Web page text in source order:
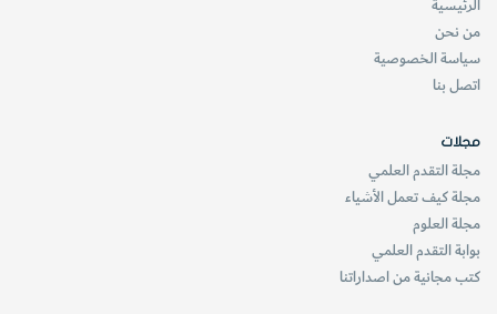
الرئيسية
من نحن
سياسة الخصوصية
اتصل بنا
مجلات
مجلة التقدم العلمي
مجلة كيف تعمل الأشياء
مجلة العلوم
بوابة التقدم العلمي
كتب مجانية من اصداراتنا